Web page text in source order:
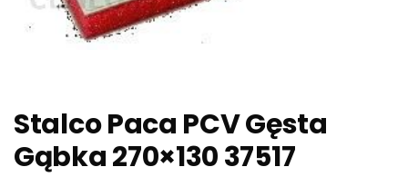
Stalco Paca PCV Gęsta
Gąbka 270×130 37517